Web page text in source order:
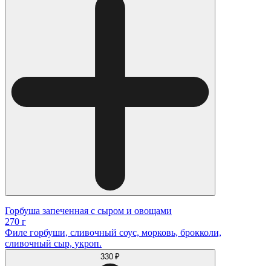
Горбуша запеченная с сыром и овощами
270 г
Филе горбуши, сливочный соус, морковь, брокколи,
сливочный сыр, укроп.
330 ₽